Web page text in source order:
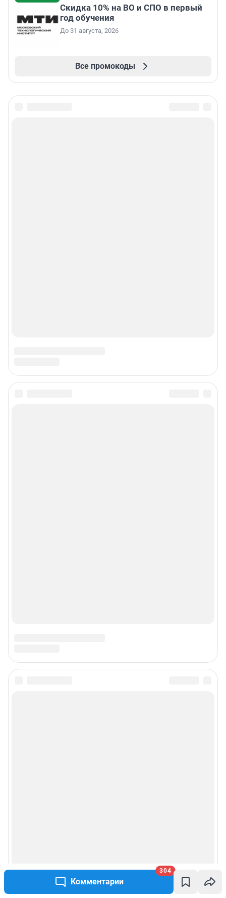
Комментарии
304
Скидка 10% на ВО и СПО в первый
год обучения
До 31 августа, 2026
Все промокоды